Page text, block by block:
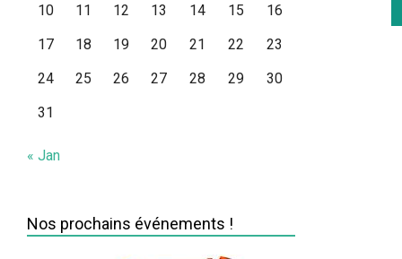
10
11 12 13 14 15
16
17
18 19 20 21 22
23
24
25 26 27 28 29
30
31
« Jan
Nos prochains événements !